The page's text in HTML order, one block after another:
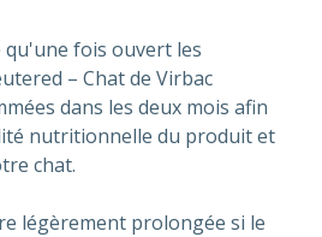
fois ouvert les
– Chat de Virbac
dans les deux mois afin
nutritionnelle du produit et
chat.
légèrement prolongée si le